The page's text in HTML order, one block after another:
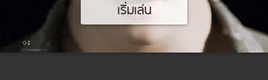
เริ่มเล่น